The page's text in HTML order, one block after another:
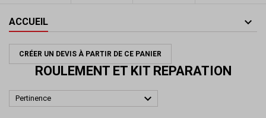
ACCUEIL
CRÉER UN DEVIS À PARTIR DE CE PANIER
ROULEMENT ET KIT REPARATION
Pertinence 